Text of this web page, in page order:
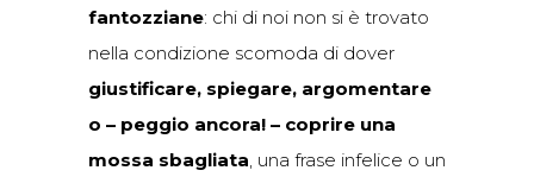
fantozziane: chi di noi non si è trovato
nella condizione scomoda di dover
giustificare, spiegare, argomentare
o – peggio ancora! – coprire una
mossa sbagliata, una frase infelice o un